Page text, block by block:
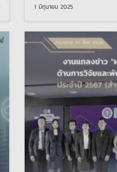
1 มิถุนายน 2025